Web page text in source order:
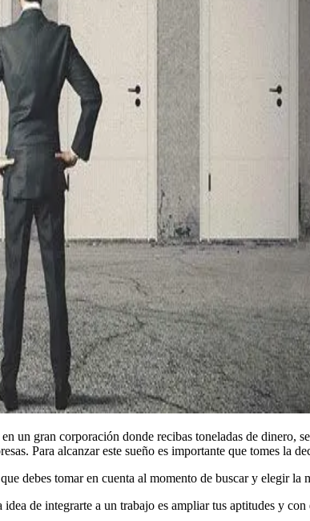
un gran corporación donde recibas toneladas de dinero,
Para alcanzar este sueño es importante que tomes la
debes tomar en cuenta al momento de buscar y elegir la
de integrarte a un trabajo es ampliar tus aptitudes y